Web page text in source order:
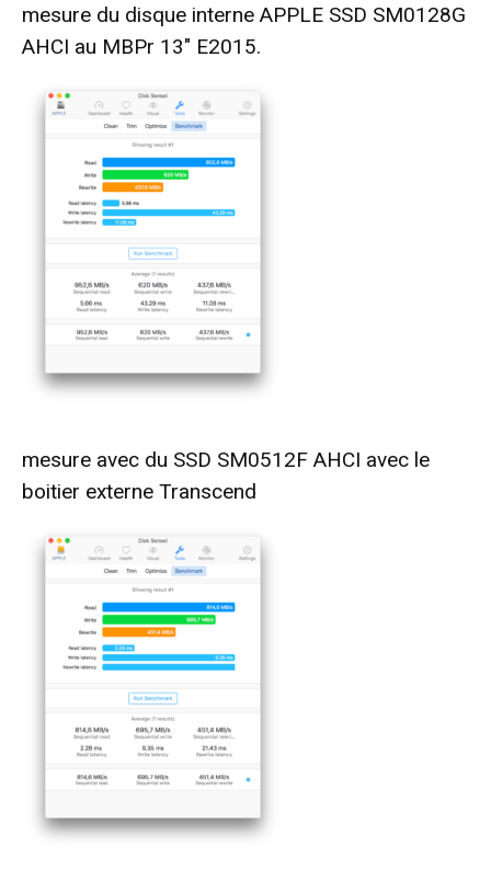
mesure du disque interne APPLE SSD SM0128G
AHCI au MBPr 13″ E2015.
mesure avec du SSD SM0512F AHCI avec le
boitier externe Transcend